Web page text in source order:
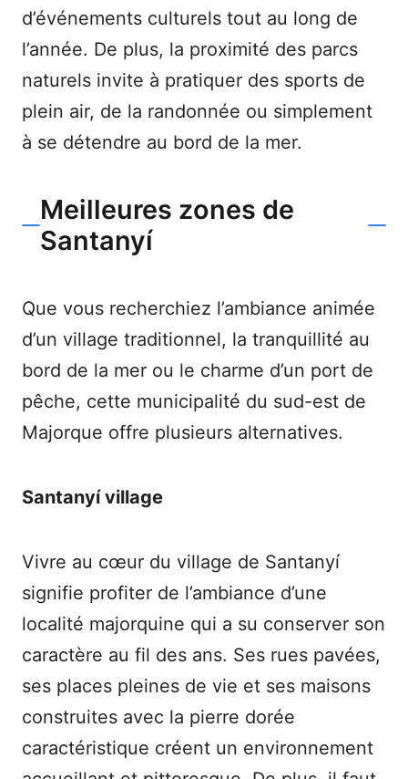
d’événements culturels tout au long de
l’année. De plus, la proximité des parcs
naturels invite à pratiquer des sports de
plein air, de la randonnée ou simplement
à se détendre au bord de la mer.
Meilleures zones de
Santanyí
Que vous recherchiez l’ambiance animée
d’un village traditionnel, la tranquillité au
bord de la mer ou le charme d’un port de
pêche, cette municipalité du sud-est de
Majorque offre plusieurs alternatives.
Santanyí village
Vivre au cœur du village de Santanyí
signifie profiter de l’ambiance d’une
localité majorquine qui a su conserver son
caractère au fil des ans. Ses rues pavées,
ses places pleines de vie et ses maisons
construites avec la pierre dorée
caractéristique créent un environnement